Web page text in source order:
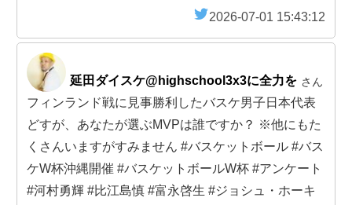
2026-07-01 15:43:12
延田ダイスケ@highschool3x3に全力を さん
フィンランド戦に見事勝利したバスケ男子日本代表
どすが、あなたが選ぶMVPは誰ですか？ ※他にもた
くさんいますがすみません #バスケットボール #バス
ケW杯沖縄開催 #バスケットボールW杯 #アンケート
#河村勇輝 #比江島慎 #富永啓生 #ジョシュ・ホーキ